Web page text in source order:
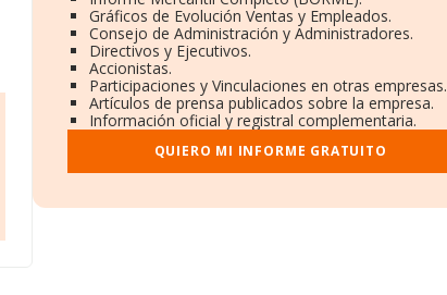
Gráficos de Evolución Ventas y Empleados.
Consejo de Administración y Administradores.
Directivos y Ejecutivos.
Accionistas.
Participaciones y Vinculaciones en otras empresas.
Artículos de prensa publicados sobre la empresa.
Información oficial y registral complementaria.
QUIERO MI INFORME GRATUITO